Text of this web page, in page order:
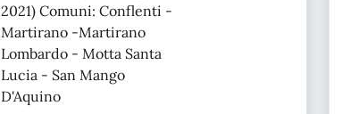
2021) Comuni: Conflenti -
Martirano -Martirano
Lombardo - Motta Santa
Lucia - San Mango
D'Aquino